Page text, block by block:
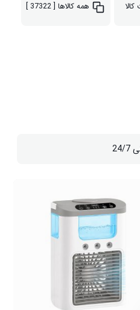
همه کالاها [ 37322 ]
7